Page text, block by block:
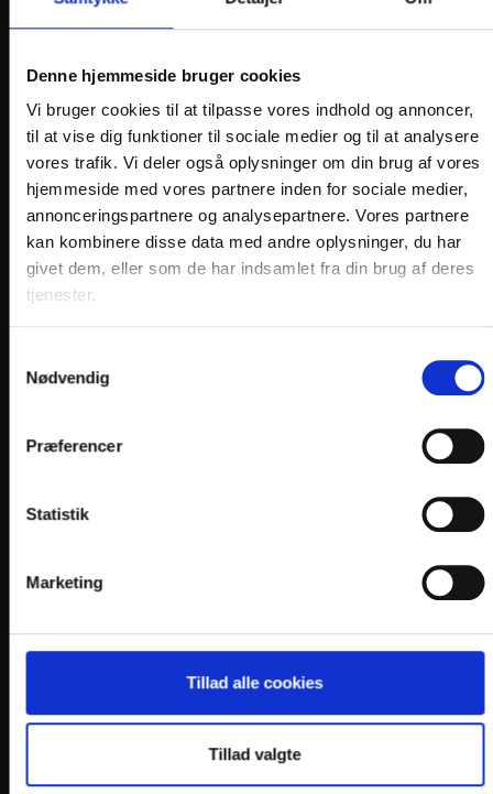
Denne hjemmeside bruger cookies
Vi bruger cookies til at tilpasse vores indhold og annoncer,
til at vise dig funktioner til sociale medier og til at analysere
vores trafik. Vi deler også oplysninger om din brug af vores
hjemmeside med vores partnere inden for sociale medier,
annonceringspartnere og analysepartnere. Vores partnere
kan kombinere disse data med andre oplysninger, du har
givet dem, eller som de har indsamlet fra din brug af deres
tjenester.
Nødvendig
Præferencer
Statistik
Marketing
Tillad alle cookies
Tillad valgte
DK-8500 Grenaa
Telefon: +45 8632 2500
E-mail: info@hotel-marina.dk
En del af:
FIND OS